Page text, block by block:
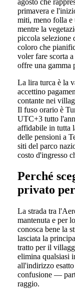
primavera e
miti, meno folla e
mentre la
piccola selezione
coloro che
voler fare scorta
offre una gamma
La lira turca è la
accettino
contante nei
Il fuso orario è
UTC+3 tutto
affidabile in tutta
delle pensioni a
siti del parco
costo d'ingresso
Perché
privato
La strada tra
mantenuta e per
conosca bene la
lasciata la
tratto per il
elimina qualsiasi
all'indirizzo
confusione —
raggio.